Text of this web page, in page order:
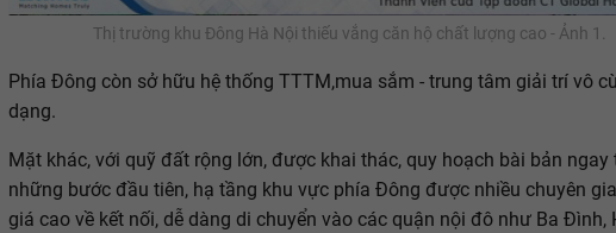
Thị trường khu Đông Hà Nội thiếu vắng căn hộ chất lượng cao - Ảnh 1.
Phía Đông còn sở hữu hệ thống TTTM,mua sắm - trung tâm giải trí vô
dạng.
Mặt khác, với quỹ đất rộng lớn, được khai thác, quy hoạch bài bản ngay
những bước đầu tiên, hạ tầng khu vực phía Đông được nhiều chuyên
giá cao về kết nối, dễ dàng di chuyển vào các quận nội đô như Ba Đình,